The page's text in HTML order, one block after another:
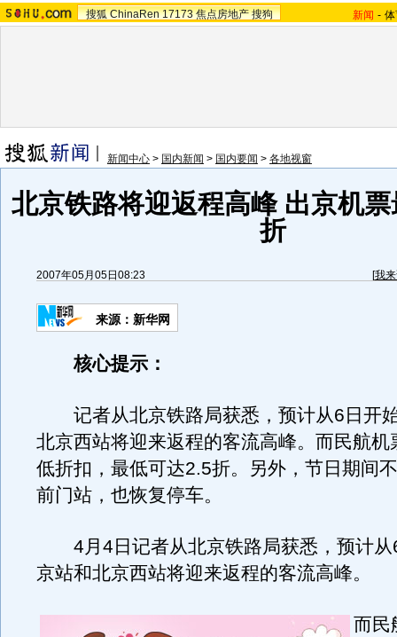
搜狐 ChinaRen 17173 焦点房地产 搜狗 新闻 -
新闻中心 > 国内新闻 > 国内要闻 > 各地视窗
北京铁路将迎返程高峰 出京机
折
2007年05月05日08:23 [我
来源：新华网
核心提示：
记者从北京铁路局获悉，预计从6日开
北京西站将迎来返程的客流高峰。而民航机
低折扣，最低可达2.5折。另外，节日期间
前门站，也恢复停车。
4月4日记者从北京铁路局获悉，预计从
京站和北京西站将迎来返程的客流高峰。
而民